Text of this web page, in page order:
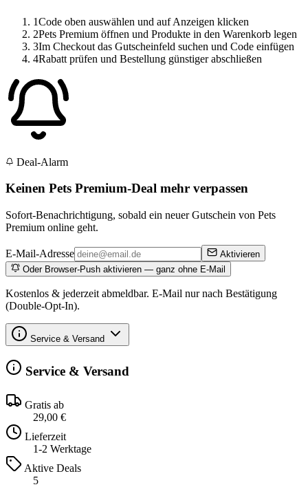
1Code oben auswählen und auf Anzeigen klicken
2Pets Premium öffnen und Produkte in den Warenkorb legen
3Im Checkout das Gutscheinfeld suchen und Code einfügen
4Rabatt prüfen und Bestellung günstiger abschließen
Deal-Alarm
Keinen Pets Premium-Deal mehr verpassen
Sofort-Benachrichtigung, sobald ein neuer Gutschein von Pets
Premium online geht.
E-Mail-Adresse
Aktivieren
Oder Browser-Push aktivieren — ganz ohne E-Mail
Kostenlos & jederzeit abmeldbar. E-Mail nur nach Bestätigung
(Double-Opt-In).
Service & Versand
Service & Versand
Gratis ab
29,00 €
Lieferzeit
1-2 Werktage
Aktive Deals
5